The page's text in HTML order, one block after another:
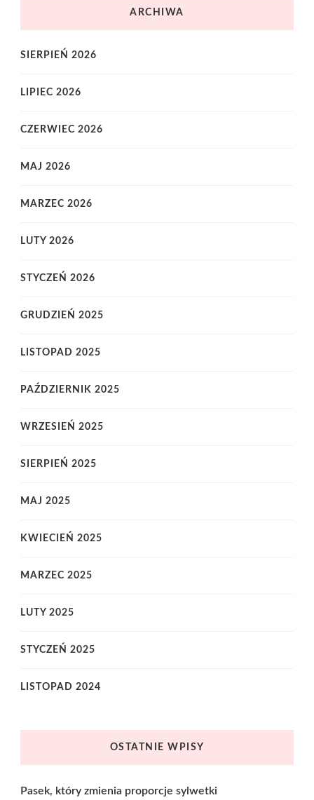
ARCHIWA
SIERPIEŃ 2026
LIPIEC 2026
CZERWIEC 2026
MAJ 2026
MARZEC 2026
LUTY 2026
STYCZEŃ 2026
GRUDZIEŃ 2025
LISTOPAD 2025
PAŹDZIERNIK 2025
WRZESIEŃ 2025
SIERPIEŃ 2025
MAJ 2025
KWIECIEŃ 2025
MARZEC 2025
LUTY 2025
STYCZEŃ 2025
LISTOPAD 2024
OSTATNIE WPISY
Pasek, który zmienia proporcje sylwetki